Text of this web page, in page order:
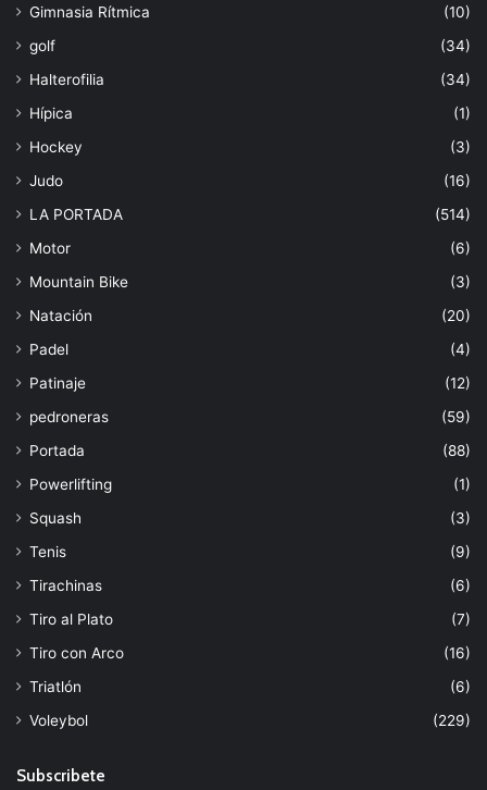
Gimnasia Rítmica
(10)
golf
(34)
Halterofilia
(34)
Hípica
(1)
Hockey
(3)
Judo
(16)
LA PORTADA
(514)
Motor
(6)
Mountain Bike
(3)
Natación
(20)
Padel
(4)
Patinaje
(12)
pedroneras
(59)
Portada
(88)
Powerlifting
(1)
Squash
(3)
Tenis
(9)
Tirachinas
(6)
Tiro al Plato
(7)
Tiro con Arco
(16)
Triatlón
(6)
Voleybol
(229)
Subscribete